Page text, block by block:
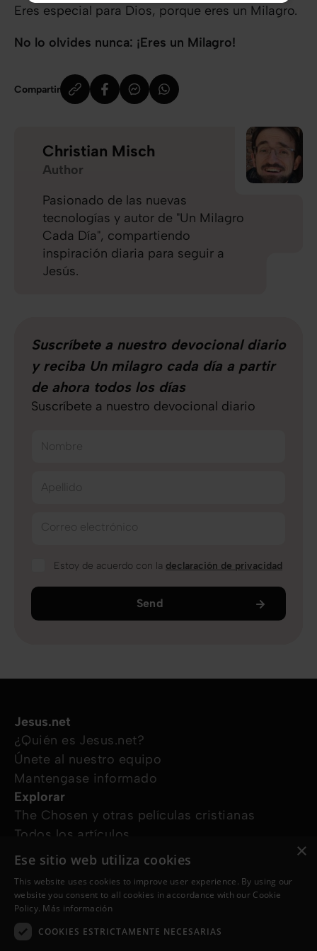
Eres especial para Dios, porque eres un Milagro.
No lo olvides nunca: ¡Eres un Milagro!
Compartir
Christian Misch
Author
Pasionado de las nuevas
tecnologías y autor de "Un Milagro
Cada Día", compartiendo
inspiración diaria para seguir a
Jesús.
Suscríbete a nuestro devocional diario
y reciba Un milagro cada día a partir
de ahora todos los días
Suscríbete a nuestro devocional diario
Nombre
Apellido
Correo electrónico
Estoy de acuerdo con la declaración de privacidad
Send
Jesus.net
¿Quién es Jesus.net?
Únete al nuestro equipo
Mantengase informado
Explorar
The Chosen y otras películas cristianas
Todos los artículos
Cursos online
¿Cómo podemos ayudarte?
Devocional diario
Necesito oración
×
Ese sitio web utiliza cookies
This website uses cookies to improve user experience. By using our
website you consent to all cookies in accordance with our Cookie
Policy. Más información
COOKIES ESTRICTAMENTE NECESARIAS